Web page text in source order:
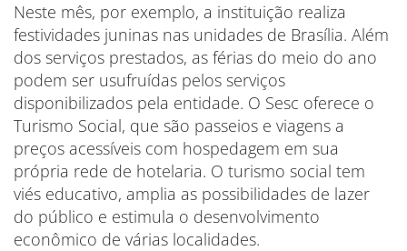
Neste mês, por exemplo, a instituição realiza
festividades juninas nas unidades de Brasília. Além
dos serviços prestados, as férias do meio do ano
podem ser usufruídas pelos serviços
disponibilizados pela entidade. O Sesc oferece o
Turismo Social, que são passeios e viagens a
preços acessíveis com hospedagem em sua
própria rede de hotelaria. O turismo social tem
viés educativo, amplia as possibilidades de lazer
do público e estimula o desenvolvimento
econômico de várias localidades.